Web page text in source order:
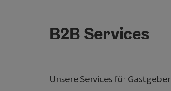
B2B Services
Unsere Services für Gastgeber